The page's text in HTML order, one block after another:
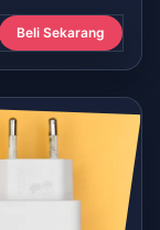
Beli Sekarang